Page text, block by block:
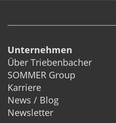
Unternehmen
Über Triebenbacher
SOMMER Group
Karriere
News / Blog
Newsletter